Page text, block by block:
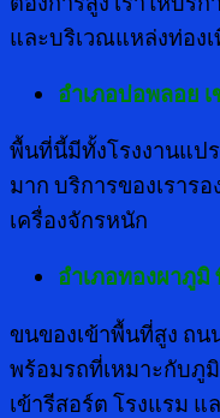
และบริเวณแหล่งท่อง
อำเภอบ่อพลอย
พื้นที่นี้มีทั้งโรงงานแป
มาก บริการของเราร
เครื่องจักรหนัก
อำเภอทองผาภู
ขนของเข้าพื้นที่สูง ถ
พร้อมรถที่เหมาะกับภู
เข้ารีสอร์ต โรงแรม